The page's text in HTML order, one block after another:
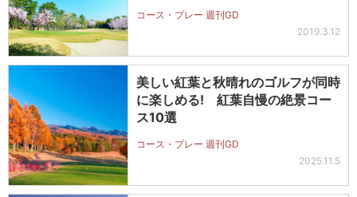
コース・プレー 週刊GD
2019.3.12
美しい紅葉と秋晴れのゴルフが同時
に楽しめる! 紅葉自慢の絶景コー
ス10選
コース・プレー 週刊GD
2025.11.5